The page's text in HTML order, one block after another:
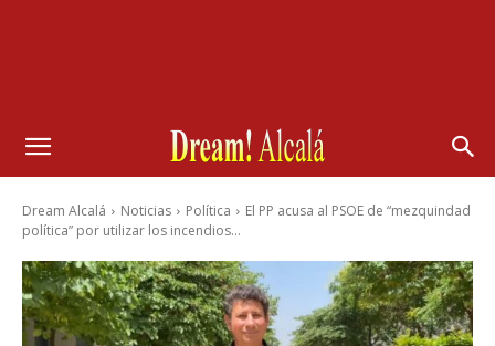
Dream Alcalá Noticias Política
El PP acusa al PSOE de “mezquindad
política” por utilizar los incendios...